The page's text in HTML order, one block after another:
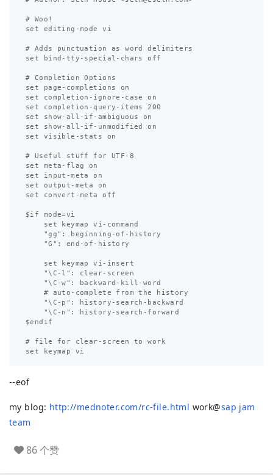
# Woo!
set editing-mode vi
# Adds punctuation as word delimiters
set bind-tty-special-chars off
# Completion Options
set page-completions on
set completion-ignore-case on
set completion-query-items 200
set show-all-if-ambiguous on
set show-all-if-unmodified on
set visible-stats on
# Useful stuff for UTF-8
set meta-flag on
set input-meta on
set output-meta on
set convert-meta off
$if mode=vi
    set keymap vi-command
    "gg": beginning-of-history
    "G": end-of-history
    set keymap vi-insert
    "\C-l": clear-screen
    "\C-w": backward-kill-word
    # auto-complete from the history
    "\C-p": history-search-backward
    "\C-n": history-search-forward
$endif
# file for clear-screen to work
--eof
my blog: http://mednoter.com/rc-file.html work@sap jam
team
86 个赞